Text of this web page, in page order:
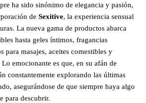
ha sido sinónimo de elegancia y pasión,
de Sexitive, la experiencia sensual
La nueva gama de productos abarca
hasta geles íntimos, fragancias
para masajes, aceites comestibles y
emocionante es que, en su afán de
constantemente explorando las últimas
asegurándose de que siempre haya algo
para descubrir.